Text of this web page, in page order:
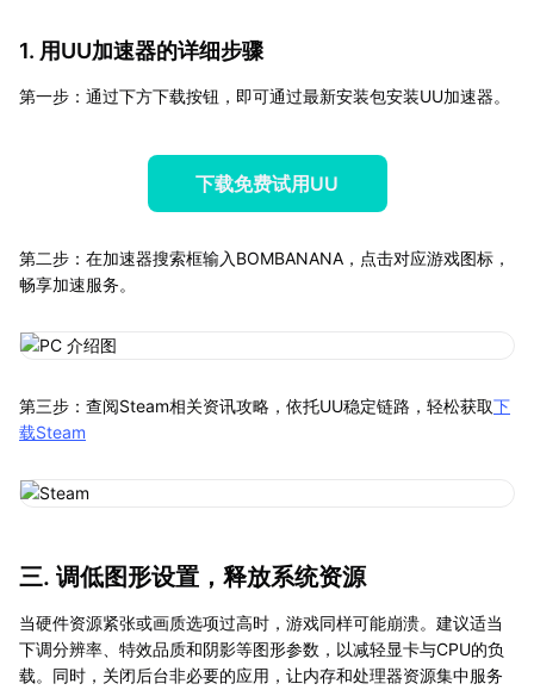
1. 用UU加速器的详细步骤
第一步：通过下方下载按钮，即可通过最新安装包安装UU加速器。
下载免费试用UU
第二步：在加速器搜索框输入BOMBANANA，点击对应游戏图标，
畅享加速服务。
第三步：查阅Steam相关资讯攻略，依托UU稳定链路，轻松获取下
载Steam
三. 调低图形设置，释放系统资源
当硬件资源紧张或画质选项过高时，游戏同样可能崩溃。建议适当
下调分辨率、特效品质和阴影等图形参数，以减轻显卡与CPU的负
载。同时，关闭后台非必要的应用，让内存和处理器资源集中服务